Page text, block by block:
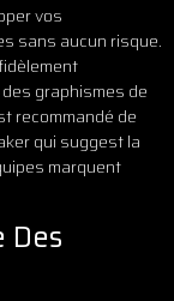
vos
sans aucun risque.
graphismes de
recommandé de
qui suggest la
marquent
Des